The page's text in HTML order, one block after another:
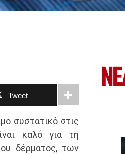
Tweet
συστατικό στις
καλό για τη
δέρματος, των